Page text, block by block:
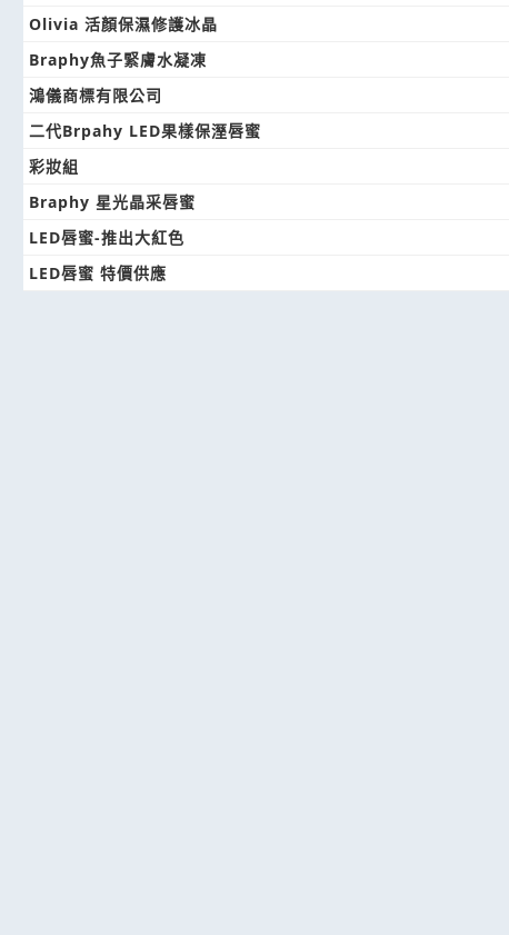
Olivia 活顏保濕修護冰晶
Braphy魚子緊膚水凝凍
鴻儀商標有限公司
二代Brpahy LED果樣保溼唇蜜
彩妝組
Braphy 星光晶采唇蜜
LED唇蜜-推出大紅色
LED唇蜜 特價供應